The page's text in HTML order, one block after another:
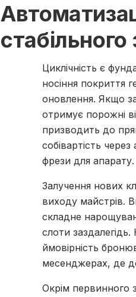
Циклічність є
носіння покриття
оновлення. Якщо
отримує порожні
призводить до
собівартість
фрези для апарату.
Залучення нових
виходу майстрів.
складне
слоти заздалегідь.
ймовірність
месенджерах, де
Окрім первинного